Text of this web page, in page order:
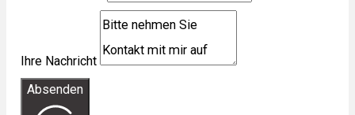
Ihre Nachricht
Absenden